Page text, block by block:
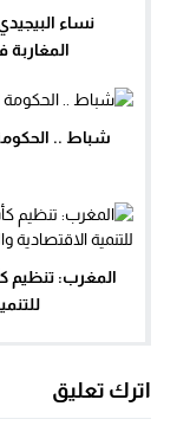
نساء
شباط ..
اترك تعليق